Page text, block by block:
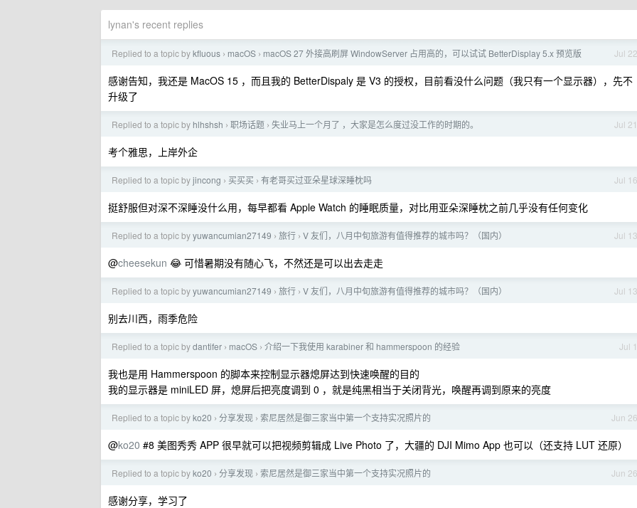
lynan's recent replies
Jul 22
Replied to a topic bykfluous › macOS › macOS 27 外接高刷屏 WindowServer 占用高的，可以试试 BetterDisplay 5.x 预览版
感谢告知，我还是 MacOS 15 ，而且我的 BetterDispaly 是 V3 的授权，目前看没什么问题（我只有一个显示器），先不
升级了
Jul 21
Replied to a topic by hlhshsh › 职场话题 › 失业马上一个月了 ，大家是怎么度过没工作的时期的。
考个雅思，上岸外企
Jul 16
Replied to a topic byjincong › 买买买 › 有老哥买过亚朵星球深睡枕吗
挺舒服但对深不深睡没什么用，每早都看 Apple Watch 的睡眠质量，对比用亚朵深睡枕之前几乎没有任何变化
Jul 13
Replied to a topic byyuwancumian27149 › 旅行 › V 友们，八月中旬旅游有值得推荐的城市吗？（国内）
@cheesekun 😂 可惜暑期没有随心飞，不然还是可以出去走走
Jul 13
Replied to a topic byyuwancumian27149 › 旅行 › V 友们，八月中旬旅游有值得推荐的城市吗？（国内）
别去川西，雨季危险
Jul 1
Replied to a topic bydantifer › macOS › 介绍一下我使用 karabiner 和 hammerspoon 的经验
我也是用 Hammerspoon 的脚本来控制显示器熄屏达到快速唤醒的目的
我的显示器是 miniLED 屏，熄屏后把亮度调到 0 ，就是纯黑相当于关闭背光，唤醒再调到原来的亮度
Jun 26
Replied to a topic byko20 › 分享发现 › 索尼居然是御三家当中第一个支持实况照片的
@ko20 #8 美图秀秀 APP 很早就可以把视频剪辑成 Live Photo 了，大疆的 DJI Mimo App 也可以（还支持 LUT 还原）
Jun 26
Replied to a topic byko20 › 分享发现 › 索尼居然是御三家当中第一个支持实况照片的
感谢分享，学习了